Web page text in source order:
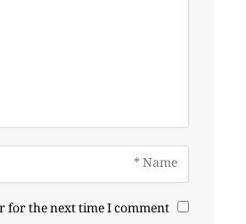
for the next time I comment.